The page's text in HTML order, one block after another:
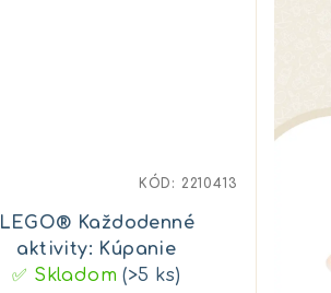
LEGO® Každodenné
aktivity: Kúpanie
✅ Skladom(>5 ks)
KÓD: 2210413